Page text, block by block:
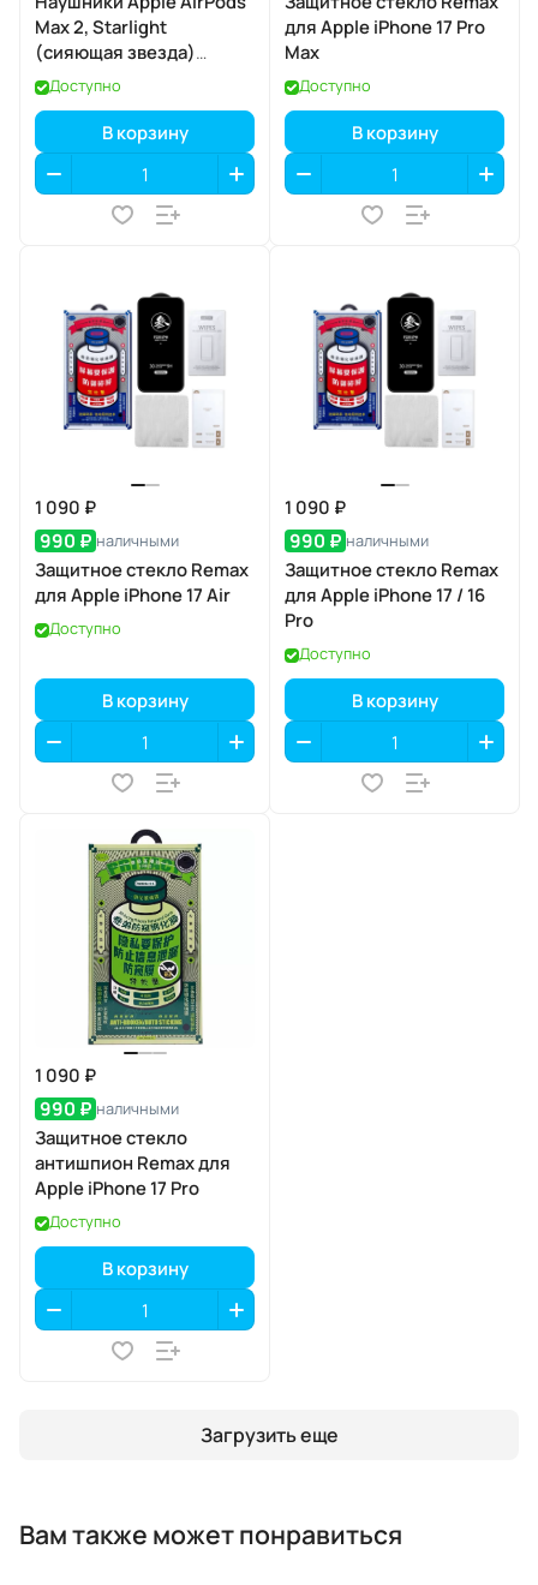
Max 2, Starlight
(сияющая звезда)
(MHWL4)
Доступно
В корзину
для Apple iPhone 17 Pro
Max
Доступно
В корзину
1 090 ₽
990 ₽ наличными
Защитное стекло Remax
для Apple iPhone 17 Air
Доступно
В корзину
1 090 ₽
990 ₽ наличными
Защитное стекло Remax
для Apple iPhone 17 / 16
Pro
Доступно
В корзину
1 090 ₽
990 ₽ наличными
Защитное стекло
антишпион Remax для
Apple iPhone 17 Pro
Доступно
В корзину
Загрузить еще
Вам также может понравиться